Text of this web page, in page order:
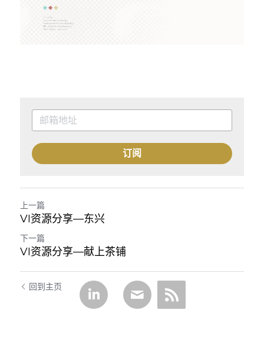
订阅
上一篇
VI资源分享—东兴
下一篇
VI资源分享—献上茶铺
回到主页